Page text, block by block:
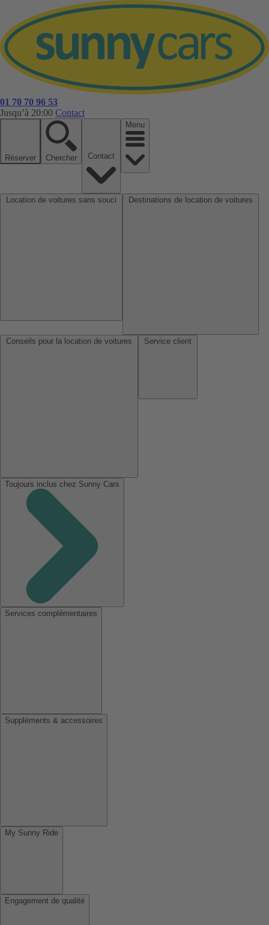
01 70 70 96 53
Jusqu’à 20:00 Contact
Réserver Chercher
Menu
Toujours inclus chez Sunny Cars
Services complémentaires
Suppléments & accessoires
My Sunny Ride
Engagement de qualité